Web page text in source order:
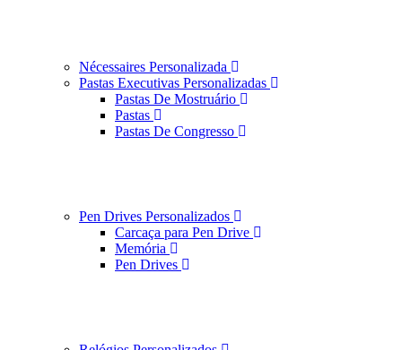
Nécessaires Personalizada
Pastas Executivas Personalizadas
Pastas De Mostruário
Pastas
Pastas De Congresso
Pen Drives Personalizados
Carcaça para Pen Drive
Memória
Pen Drives